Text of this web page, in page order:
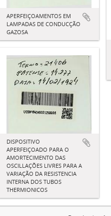
APERFEIÇOAMENTOS EM
LAMPADAS DE CONDUCÇÃO
GAZOSA
DISPOSITIVO
APERFEIÇOADO PARA O
AMORTECIMENTO DAS
OSCILLAÇÕES LIVRES PARA A
VARIAÇÃO DA RESISTENCIA
INTERNA DOS TUBOS
THERMIONICOS